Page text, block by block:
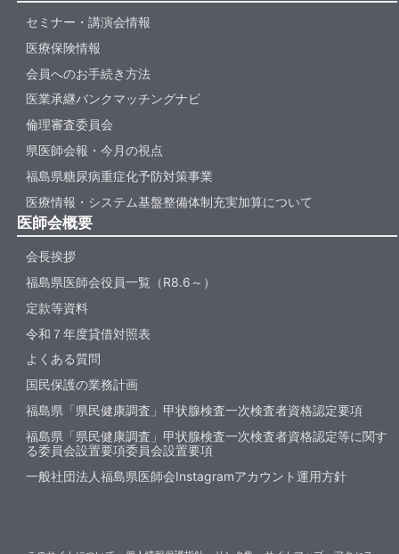
セミナー・講演会情報
医療保険情報
会員へのお手続き方法
医業承継バンクマッチングナビ
倫理審査委員会
県医師会報・今月の視点
福島県糖尿病重症化予防対策事業
医療情報・システム基盤整備体制充実加算について
医師会概要
会長挨拶
福島県医師会役員一覧（R8.6～）
定款等資料
令和７年度貸借対照表
よくある質問
国民保護の業務計画
福島県「県民健康調査」甲状腺検査一次検査者資格認定要項
福島県「県民健康調査」甲状腺検査一次検査者資格認定等に関す
る委員会設置要項委員会設置要項
一般社団法人福島県医師会Instagramアカウント運用方針